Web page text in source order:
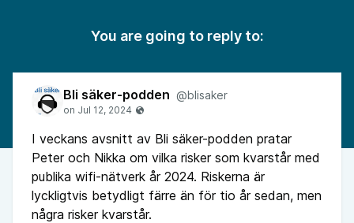
You are going to reply to:
Bli säker-podden @blisaker
I veckans avsnitt av Bli säker-podden pratar
Peter och Nikka om vilka risker som kvarstår med
publika wifi-nätverk år 2024. Riskerna är
lyckligtvis betydligt färre än för tio år sedan, men
några risker kvarstår.